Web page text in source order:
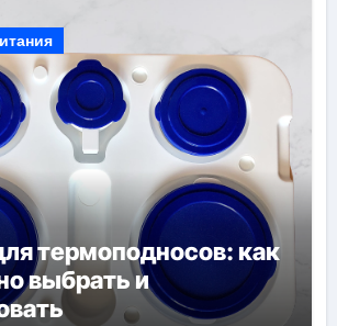
термоподносов: как
выбрать и